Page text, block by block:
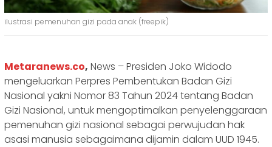
ilustrasi pemenuhan gizi pada anak (freepik)
Metaranews.co, News – Presiden Joko Widodo
mengeluarkan Perpres Pembentukan Badan Gizi
Nasional yakni Nomor 83 Tahun 2024 tentang Badan
Gizi Nasional, untuk mengoptimalkan penyelenggaraan
pemenuhan gizi nasional sebagai perwujudan hak
asasi manusia sebagaimana dijamin dalam UUD 1945.